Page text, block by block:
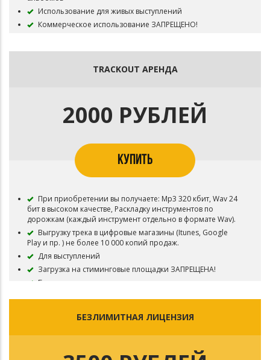
Использование для живых выступлений
Коммерческое использование ЗАПРЕЩЕНО!
Бит остается в продаже.
TRACKOUT АРЕНДА
2000 РУБЛЕЙ
КУПИТЬ
При приобретении вы получаете: Mp3 320 кбит, Wav 24
бит в высоком качестве, Раскладку инструментов по
дорожкам (каждый инструмент отдельно в формате Wav).
Выгрузку трека в цифровые магазины (Itunes, Google
Play и пр. ) не более 10 000 копий продаж.
Для выступлений
Загрузка на стиминговые площадки ЗАПРЕЩЕНА!
Бит остается в продаже
БЕЗЛИМИТНАЯ ЛИЦЕНЗИЯ